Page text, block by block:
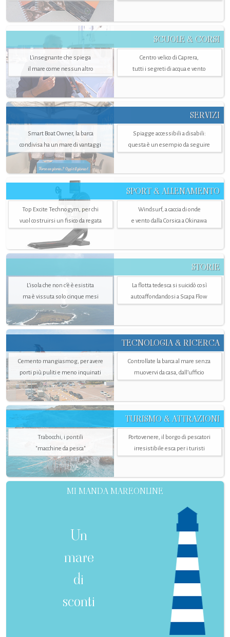
SCUOLE & CORSI
L'insegnante che spiega
il mare come nessun altro
Centro velico di Caprera,
tutti i segreti di acqua e vento
SERVIZI
Smart Boat Owner, la barca
condivisa ha un mare di vantaggi
Spiagge accessibili a disabili:
questa è un esempio da seguire
SPORT & ALLENAMENTO
Top Excite Technogym, per chi
vuol costruirsi un fisico da regata
Windsurf, a caccia di onde
e vento dalla Corsica a Okinawa
STORIE
L’isola che non c'è è esistita
ma è vissuta solo cinque mesi
La flotta tedesca si suicidò così
autoaffondandosi a Scapa Flow
TECNOLOGIA & RICERCA
Cemento mangiasmog, per avere
porti più puliti e meno inquinati
Controllate la barca al mare senza
muovervi da casa, dall’ufficio
TURISMO & ATTRAZIONI
Trabocchi, i pontili
"macchine da pesca"
Portovenere, il borgo di pescatori
irresistibile esca per i turisti
MI MANDA MAREONLINE
Un
mare
di
sconti